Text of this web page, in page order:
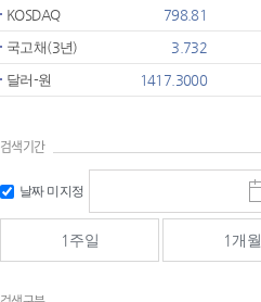
KOSDAQ
798.81
국고채(3년)
3.732
달러-원
1417.3000
검색기간
날짜 미지정
시
작
일
선
1주일 1개월